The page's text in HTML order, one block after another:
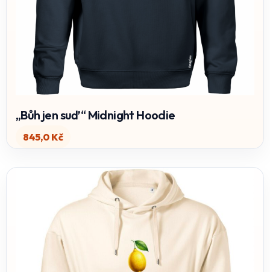
„Bůh jen suď“ Midnight Hoodie
845,0 Kč